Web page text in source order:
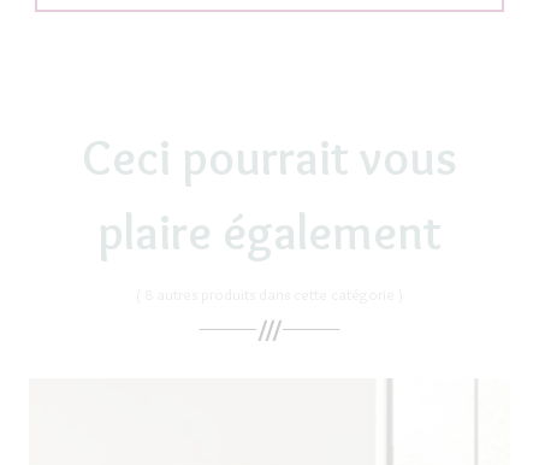
Ceci pourrait vous
plaire également